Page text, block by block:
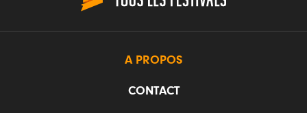
A PROPOS
CONTACT